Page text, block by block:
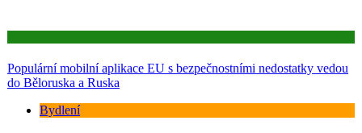
Populární mobilní aplikace EU s bezpečnostními nedostatky vedou
do Běloruska a Ruska
Bydlení